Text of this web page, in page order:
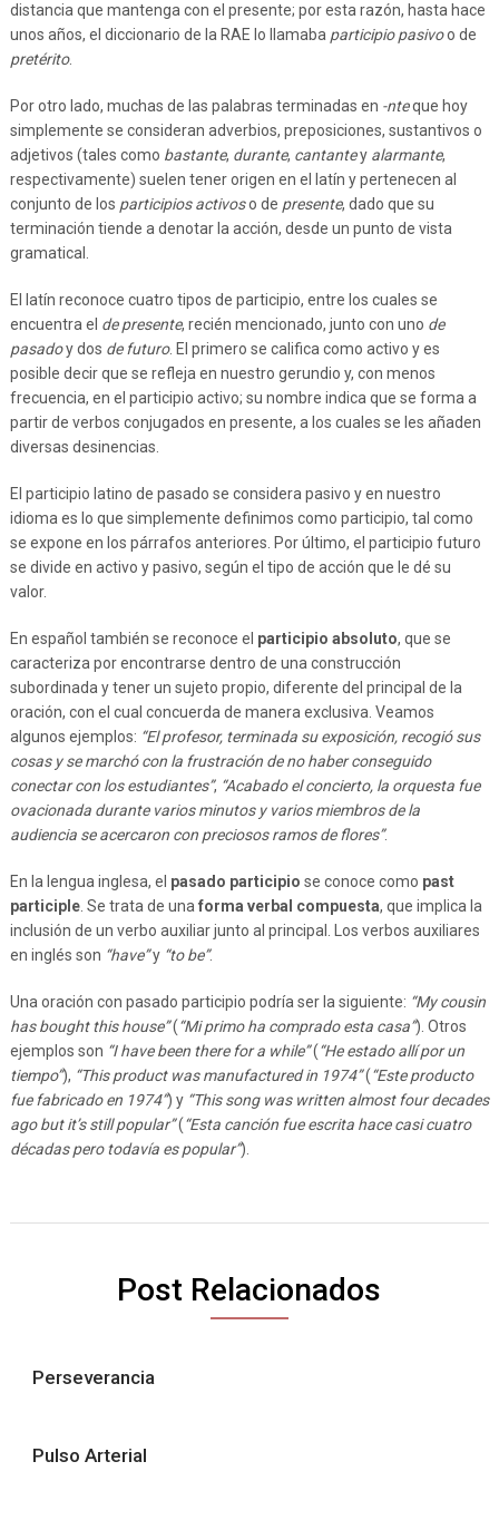
distancia que mantenga con el presente; por esta razón, hasta hace
unos años, el diccionario de la RAE lo llamaba participio pasivoo de
pretérito.
Por otro lado, muchas de las palabras terminadas en -nteque hoy
simplemente se consideran adverbios, preposiciones, sustantivos o
adjetivos (tales como bastante, durante, cantantey alarmante,
respectivamente) suelen tener origen en el latín y pertenecen al
conjunto de los participios activoso de presente, dado que su
terminación tiende a denotar la acción, desde un punto de vista
gramatical.
El latín reconoce cuatro tipos de participio, entre los cuales se
encuentra el de presente, recién mencionado, junto con uno de
pasadoy dos de futuro. El primero se califica como activo y es
posible decir que se refleja en nuestro gerundio y, con menos
frecuencia, en el participio activo; su nombre indica que se forma a
partir de verbos conjugados en presente, a los cuales se les añaden
diversas desinencias.
El participio latino de pasado se considera pasivo y en nuestro
idioma es lo que simplemente definimos como participio, tal como
se expone en los párrafos anteriores. Por último, el participio futuro
se divide en activo y pasivo, según el tipo de acción que le dé su
valor.
En español también se reconoce el participio absoluto, que se
caracteriza por encontrarse dentro de una construcción
subordinada y tener un sujeto propio, diferente del principal de la
oración, con el cual concuerda de manera exclusiva. Veamos
algunos ejemplos: “El profesor, terminada su exposición, recogió sus
cosas y se marchó con la frustración de no haber conseguido
conectar con los estudiantes”, “Acabado el concierto, la orquesta fue
ovacionada durante varios minutos y varios miembros de la
audiencia se acercaron con preciosos ramos de flores”.
En la lengua inglesa, el pasado participio se conoce como past
participle. Se trata de una forma verbal compuesta, que implica la
inclusión de un verbo auxiliar junto al principal. Los verbos auxiliares
en inglés son “have”y “to be”.
Una oración con pasado participio podría ser la siguiente: “My cousin
has bought this house”(“Mi primo ha comprado esta casa”). Otros
ejemplos son “I have been there for a while”(“He estado allí por un
tiempo”), “This product was manufactured in 1974”(“Este producto
fue fabricado en 1974”) y “This song was written almost four decades
ago but it’s still popular”(“Esta canción fue escrita hace casi cuatro
décadas pero todavía es popular”).
Post Relacionados
Perseverancia
Pulso Arterial